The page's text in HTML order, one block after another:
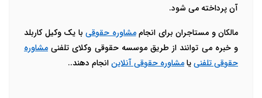
آن پرداخته می شود.
مالکان و مستاجران برای انجاممشاوره حقوقی با یک وکیل کاربلد
و خبره می توانند از طریق موسسه حقوقی وکلای تلفنی مشاوره
حقوقی تلفنییامشاوره حقوقی آنلاینانجام دهند..